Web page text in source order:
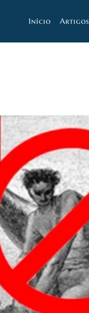
Início Artigos